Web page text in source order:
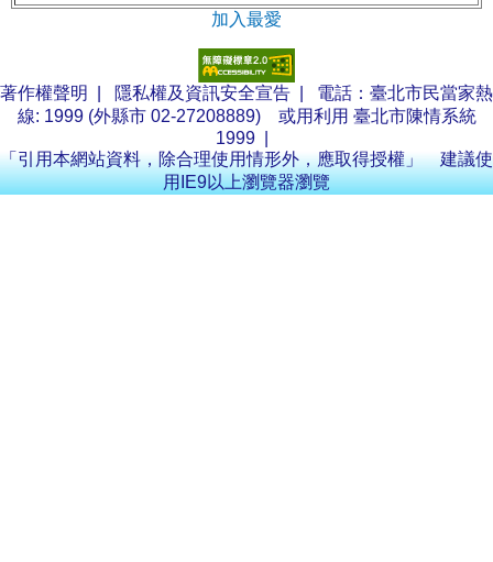
加入最愛
著作權聲明 隱私權及資訊安全宣告 | 電話：臺北市民當家熱
線: 1999 (外縣市 02-27208889) 或用利用 臺北市陳情系統
1999
「引用本網站資料，除合理使用情形外，應取得授權」 建議使
用IE9以上瀏覽器瀏覽